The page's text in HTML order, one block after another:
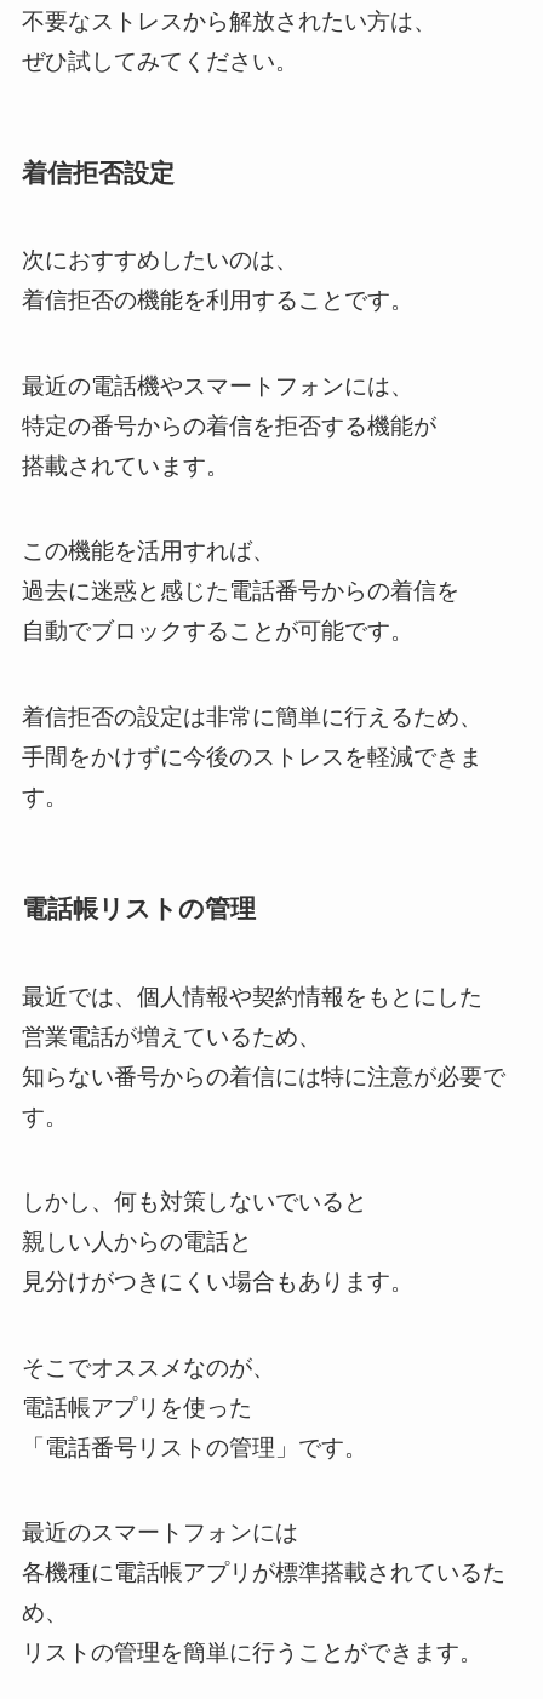
不要なストレスから解放されたい方は、
ぜひ試してみてください。
着信拒否設定
次におすすめしたいのは、
着信拒否の機能を利用することです。
最近の電話機やスマートフォンには、
特定の番号からの着信を拒否する機能が
搭載されています。
この機能を活用すれば、
過去に迷惑と感じた電話番号からの着信を
自動でブロックすることが可能です。
着信拒否の設定は非常に簡単に行えるため、
手間をかけずに今後のストレスを軽減できま
す。
電話帳リストの管理
最近では、個人情報や契約情報をもとにした
営業電話が増えているため、
知らない番号からの着信には特に注意が必要で
す。
しかし、何も対策しないでいると
親しい人からの電話と
見分けがつきにくい場合もあります。
そこでオススメなのが、
電話帳アプリを使った
「電話番号リストの管理」です。
最近のスマートフォンには
各機種に電話帳アプリが標準搭載されているた
め、
リストの管理を簡単に行うことができます。